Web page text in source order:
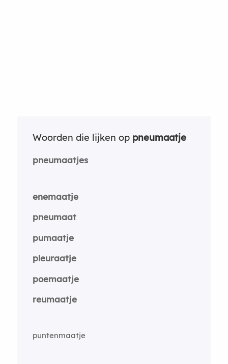
Woorden die lijken op pneumaatje
pneumaatjes
enemaatje
pneumaat
pumaatje
pleuraatje
poemaatje
reumaatje
puntenmaatje